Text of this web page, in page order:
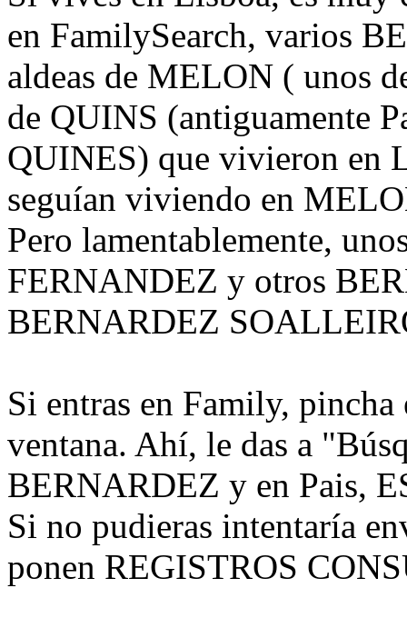
en FamilySearch, varios
aldeas de MELON ( unos
de QUINS (antiguamente
QUINES) que vivieron en
seguían viviendo en
Pero lamentablemente,
FERNANDEZ y otros
BERNARDEZ
Si entras en Family, pincha
ventana. Ahí, le das a
BERNARDEZ y en Pais,
Si no pudieras intentaría
ponen REGISTROS